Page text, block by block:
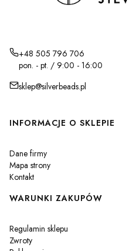
+48 505 796 706
pon. - pt. / 9:00 - 16:00
sklep@silverbeads.pl
Linki w stopce
INFORMACJE O SKLEPIE
Dane firmy
Mapa strony
Kontakt
WARUNKI ZAKUPÓW
Regulamin sklepu
Zwroty